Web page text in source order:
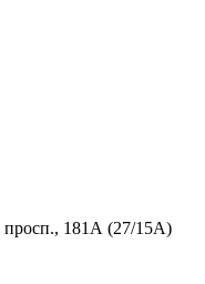
181А (27/15А)